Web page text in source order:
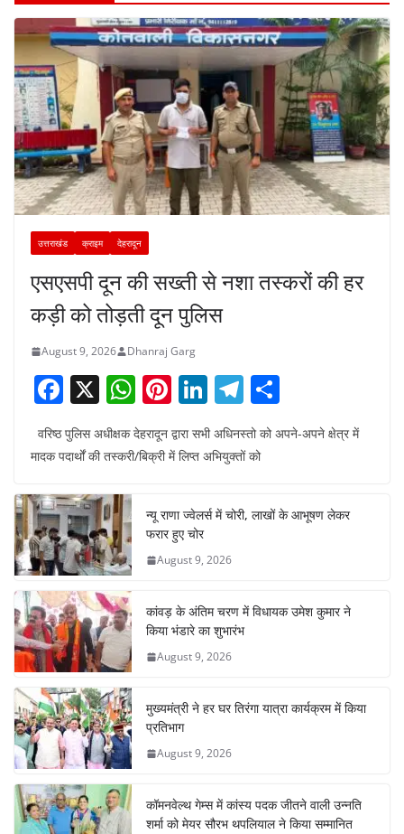
उत्तराखंड क्राइम देहरादून
एसएसपी दून की सख्ती से नशा तस्करों की हर
कड़ी को तोड़ती दून पुलिस
August 9, 2026 Dhanraj Garg
F
a
c
b
o
o
k
X W
h
at
A
p
p
Pi
er
st
Li
n
k
dI
T
el
e
a
m
h
ar
वरिष्ठ पुलिस अधीक्षक देहरादून द्वारा सभी अधिनस्तो को अपने-अपने क्षेत्र में
मादक पदार्थों की तस्करी/बिक्री में लिप्त अभियुक्तों को
न्यू राणा ज्वेलर्स में चोरी, लाखों के आभूषण लेकर
फरार हुए चोर
August 9, 2026
कांवड़ के अंतिम चरण में विधायक उमेश कुमार ने
किया भंडारे का शुभारंभ
August 9, 2026
मुख्यमंत्री ने हर घर तिरंगा यात्रा कार्यक्रम में किया
प्रतिभाग
August 9, 2026
कॉमनवेल्थ गेम्स में कांस्य पदक जीतने वाली उन्नति
शर्मा को मेयर सौरभ थपलियाल ने किया सम्मानित